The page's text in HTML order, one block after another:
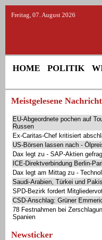
Freitag, 07. August 2026
HOME POLITIK
Meistgelesene
EU-Abgeordnete pochen auf
Russen
Ex-Caritas-Chef kritisiert
US-Börsen lassen nach -
Dax legt zu - SAP-Aktien
ICE-Direktverbindung Berlin-
Dax legt am Mittag zu -
Saudi-Arabien, Türkei und
SPD-Bezirk fordert
CSD-Anschlag: Grüner
78 Festnahmen bei
Spanien
Newsticker